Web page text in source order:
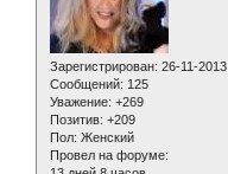
Зарегистрирован: 26-11-2013
Сообщений: 125
Уважение: +269
Позитив: +209
Пол: Женский
Провел на форуме: